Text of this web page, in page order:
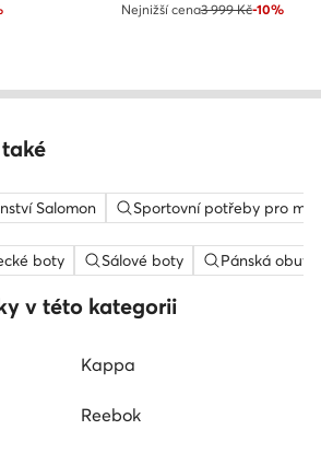
Nejnižší cena3 999 Kč-10%
Salomon Sportovní potřeby pro
boty Sálové boty Pánská obuv
v této kategorii
Kappa
Reebok